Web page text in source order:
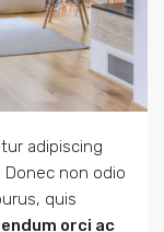
adipiscing
Donec non odio
quis
orci ac